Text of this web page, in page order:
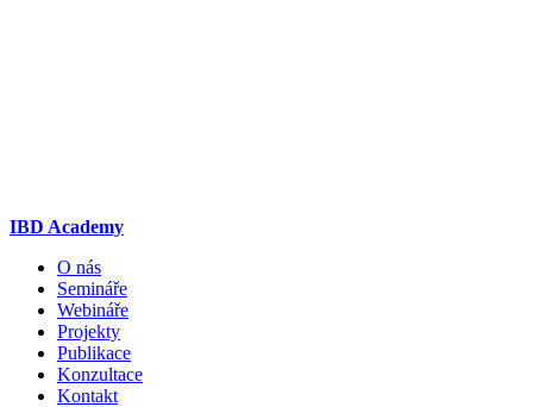
IBD Academy
O nás
Semináře
Webináře
Projekty
Publikace
Konzultace
Kontakt